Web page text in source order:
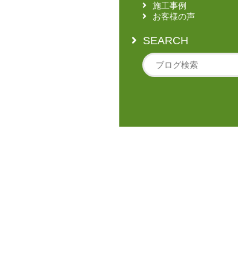
施工事例
お客様の声
SEARCH